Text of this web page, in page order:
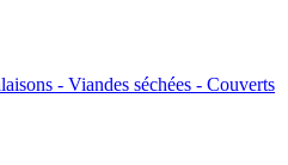
- Viandes séchées - Couverts